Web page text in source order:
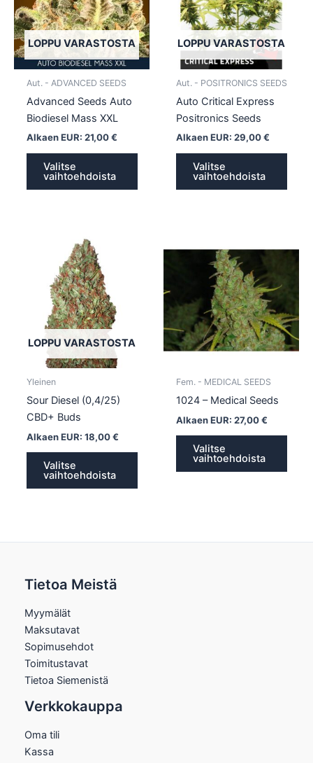
LOPPU VARASTOSTA
Aut. - ADVANCED SEEDS
Advanced Seeds Auto
Biodiesel Mass XXL
Alkaen EUR: 21,00€
Valitse
vaihtoehdoista
muunnelma.
Voit
tehdä
valinnat
LOPPU VARASTOSTA
Aut. - POSITRONICS SEEDS
Auto Critical Express
Positronics Seeds
Alkaen EUR: 29,00€
Valitse
vaihtoehdoista
LOPPU VARASTOSTA
Yleinen
Sour Diesel (0,4/25)
CBD+ Buds
Alkaen EUR: 18,00€
Valitse
vaihtoehdoista
useampi
muunnelma.
Fem. - MEDICAL SEEDS
1024 – Medical Seeds
Alkaen EUR: 27,00€
Valitse
vaihtoehdoista
Voit
tehdä
Tietoa Meistä
Myymälät
Maksutavat
Sopimusehdot
Toimitustavat
Tietoa Siemenistä
Verkkokauppa
Oma tili
Kassa